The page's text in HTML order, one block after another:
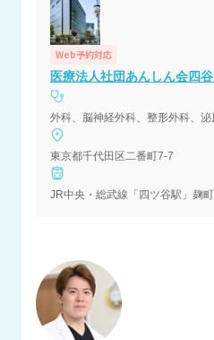
Web予約対応
医療法人社団あんしん会四
東京都千代田区二番町7-7
JR中央・総武線「四ツ谷駅」麹